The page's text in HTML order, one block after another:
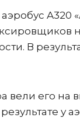
A320
В
вели его на
у